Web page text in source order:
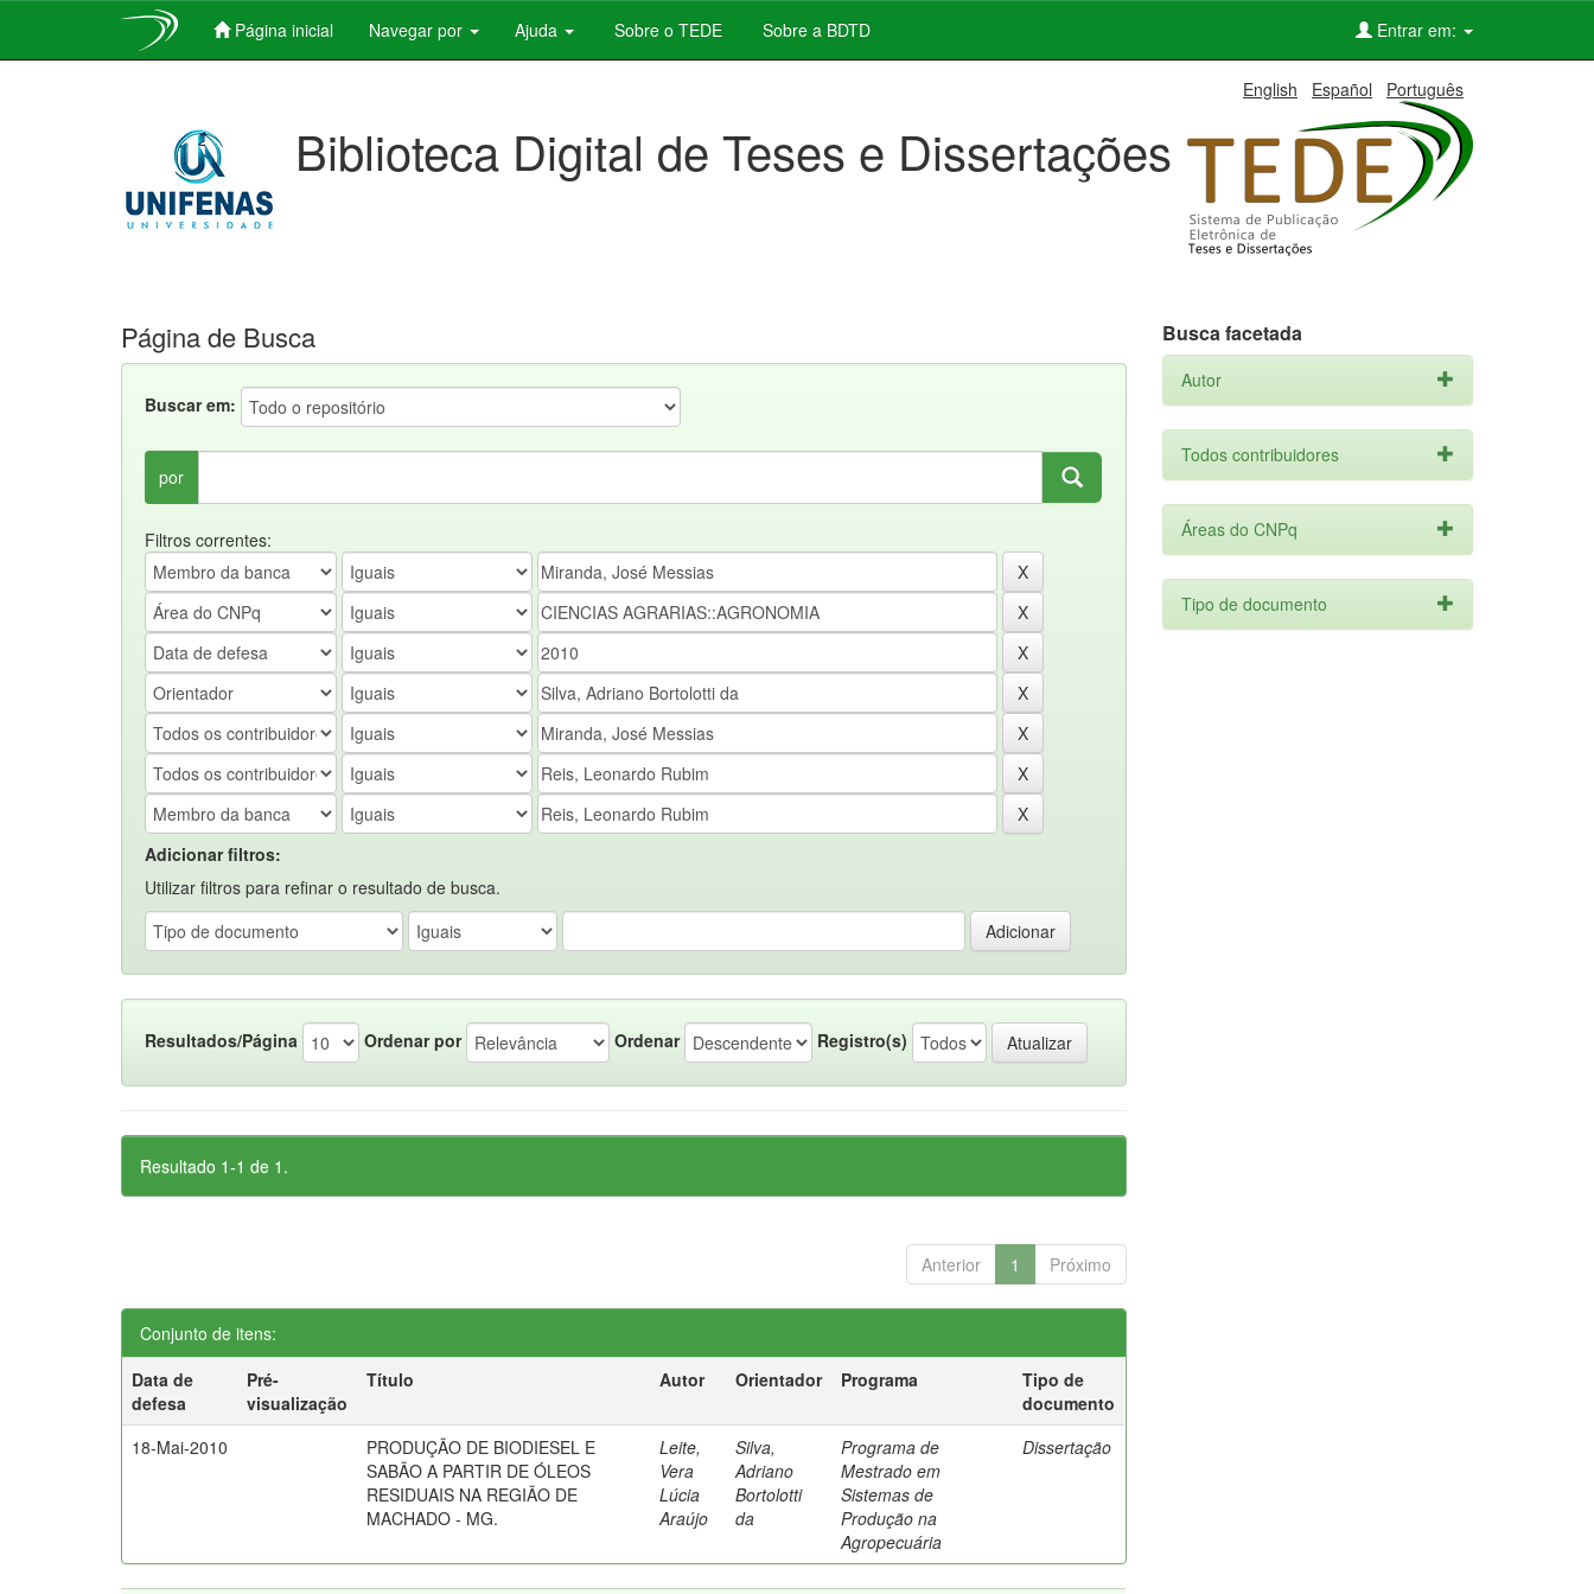
Página inicial Navegar por Ajuda Sobre o TEDE Sobre a BDTD Entrar em:
English Español Português
Biblioteca Digital de Teses e Dissertações
Página de Busca
Buscar em:
por
Filtros correntes:
Adicionar filtros:
Utilizar filtros para refinar o resultado de busca.
Resultados/Página Ordenar por Ordenar Registro(s)
Resultado 1-1 de 1.
Anterior 1 Próximo
Conjunto de itens:
Data de
defesa
Pré-
visualização
Título Autor Orientador Programa
Tipo de
documento
18-Mai-2010
PRODUÇÃO DE BIODIESEL E
SABÃO A PARTIR DE ÓLEOS
RESIDUAIS NA REGIÃO DE
MACHADO - MG.
Leite,
Vera
Lúcia
Araújo
Silva,
Adriano
Bortolotti
da
Programa de
Mestrado em
Sistemas de
Produção na
Agropecuária
Dissertação
Busca facetada
Autor
Todos contribuidores
Áreas do CNPq
Tipo de documento